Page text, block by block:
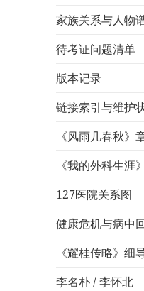
家族关系与人物
待考证问题清单
版本记录
链接索引与维护
《风雨几春秋》
《我的外科生涯
127医院关系图
健康危机与病中
《耀桂传略》细
李名朴 / 李怀北